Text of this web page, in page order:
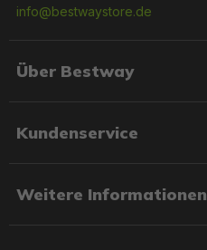
info@bestwaystore.de
Über Bestway
Kundenservice
Weitere Informationen